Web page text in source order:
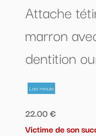
Attache
marron
dentition
Last minute
22.00 €
Victime de son